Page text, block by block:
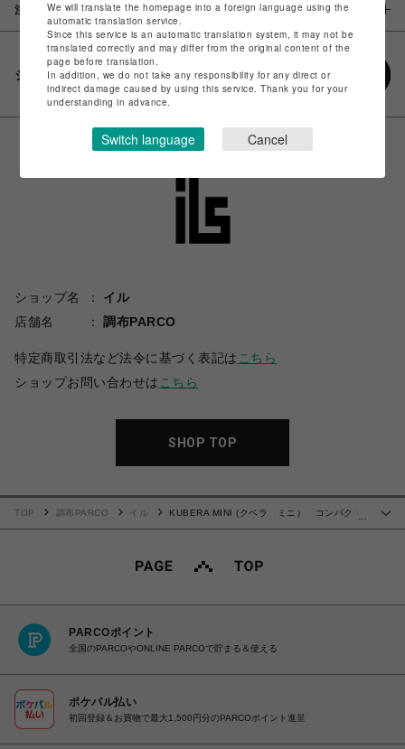
注意事項
シェアする
ショップ名
イル
店舗名
調布PARCO
特定商取引法など法令に基づく表記は こちら
ショップお問い合わせは こちら
SHOP TOP
…
TOP 調布PARCO イル
KUBERA MINI (クベラ ミニ） コンパクト
PARCOポイント
全国のPARCOやONLINE PARCOで貯まる＆使える
ポケパル払い
初回登録＆お買物で最大1,500円分のPARCOポイント進呈
We will translate the homepage into a foreign language using the
automatic translation service.
Since this service is an automatic translation system, it may not be
translated correctly and may differ from the original content of the
page before translation.
In addition, we do not take any responsibility for any direct or
indirect damage caused by using this service. Thank you for your
understanding in advance.
Switch language Cancel